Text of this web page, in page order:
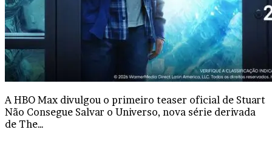
A HBO Max divulgou o primeiro teaser oficial de Stuart
Não Consegue Salvar o Universo, nova série derivada
de The…